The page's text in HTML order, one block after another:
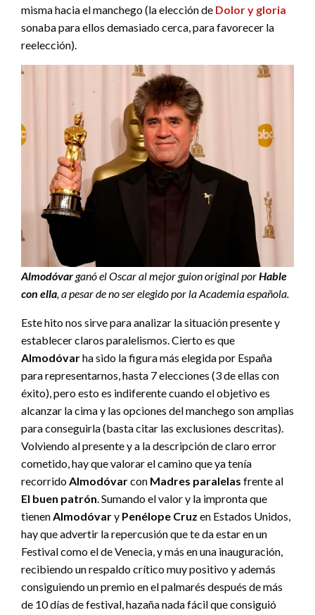
misma hacia el manchego (la elección de Dolor y gloria
sonaba para ellos demasiado cerca, para favorecer la
reelección).
Almodóvarganó el Oscar al mejor guion original porHable
con ella , a pesar de no ser elegido por la Academia española.
Este hito nos sirve para analizar la situación presente y
establecer claros paralelismos. Cierto es que
Almodóvarha sido la figura más elegida por España
para representarnos, hasta 7 elecciones (3 de ellas con
éxito), pero esto es indiferente cuando el objetivo es
alcanzar la cima y las opciones del manchego son amplias
para conseguirla (basta citar las exclusiones descritas).
Volviendo al presente y a la descripción de claro error
cometido, hay que valorar el camino que ya tenía
recorrido Almodóvarcon Madres paralelas frente al
El buen patrón . Sumando el valor y la impronta que
tienen Almodóvary Penélope Cruz en Estados Unidos,
hay que advertir la repercusión que te da estar en un
Festival como el de Venecia, y más en una inauguración,
recibiendo un respaldo crítico muy positivo y además
consiguiendo un premio en el palmarés después de más
de 10 días de festival, hazaña nada fácil que consiguió